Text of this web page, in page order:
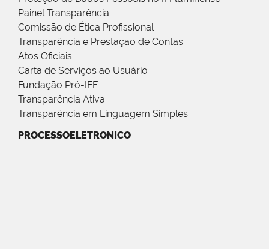
Painel Transparência
Comissão de Ética Profissional
Transparência e Prestação de Contas
Atos Oficiais
Carta de Serviços ao Usuário
Fundação Pró-IFF
Transparência Ativa
Transparência em Linguagem Simples
PROCESSOELETRONICO